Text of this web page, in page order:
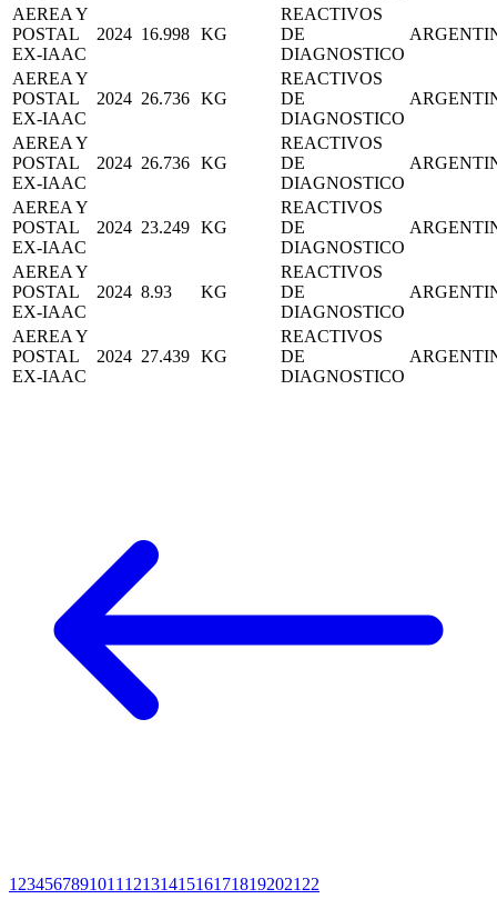
AEREA Y
POSTAL
EX-IAAC
2024 16.998 KG
REACTIVOS
DE
DIAGNOSTICO
AEREA Y
POSTAL
EX-IAAC
2024 26.736 KG
REACTIVOS
DE
DIAGNOSTICO
AEREA Y
POSTAL
EX-IAAC
2024 26.736 KG
REACTIVOS
DE
DIAGNOSTICO
AEREA Y
POSTAL
EX-IAAC
2024 23.249 KG
REACTIVOS
DE
DIAGNOSTICO
AEREA Y
POSTAL
EX-IAAC
2024 8.93 KG
REACTIVOS
DE
DIAGNOSTICO
AEREA Y
POSTAL
EX-IAAC
2024 27.439 KG
REACTIVOS
DE
DIAGNOSTICO
1 234567891011 12131415161718192021 22